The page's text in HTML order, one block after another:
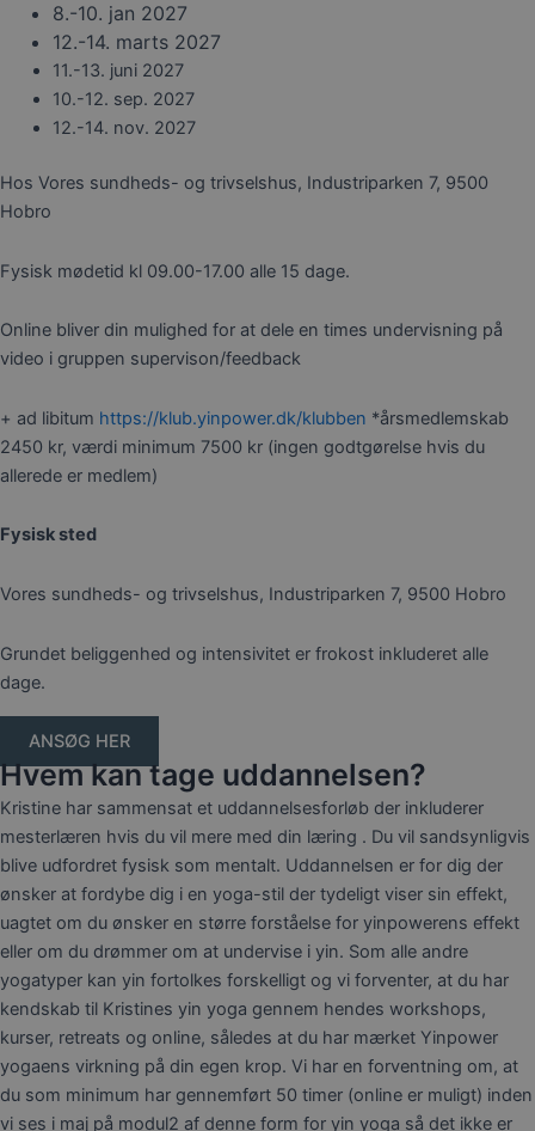
8.-10. jan 2027
12.-14. marts 2027
11.-13. juni 2027
10.-12. sep. 2027
12.-14. nov. 2027
Hos Vores sundheds- og trivselshus, Industriparken 7, 9500
Hobro
Fysisk mødetid kl 09.00-17.00 alle 15 dage.
Online bliver din mulighed for at dele en times undervisning på
video i gruppen supervison/feedback
+ ad libitum https://klub.yinpower.dk/klubben *årsmedlemskab
2450 kr, værdi minimum 7500 kr (ingen godtgørelse hvis du
allerede er medlem)
Fysisk sted
Vores sundheds- og trivselshus, Industriparken 7, 9500 Hobro
Grundet beliggenhed og intensivitet er frokost inkluderet alle
dage.
ANSØG HER
Hvem kan tage uddannelsen?
Kristine har sammensat et uddannelsesforløb der inkluderer
mesterlæren hvis du vil mere med din læring . Du vil sandsynligvis
blive udfordret fysisk som mentalt. Uddannelsen er for dig der
ønsker at fordybe dig i en yoga-stil der tydeligt viser sin effekt,
uagtet om du ønsker en større forståelse for yinpowerens effekt
eller om du drømmer om at undervise i yin. Som alle andre
yogatyper kan yin fortolkes forskelligt og vi forventer, at du har
kendskab til Kristines yin yoga gennem hendes workshops,
kurser, retreats og online, således at du har mærket Yinpower
yogaens virkning på din egen krop. Vi har en forventning om, at
du som minimum har gennemført 50 timer (online er muligt) inden
vi ses i maj på modul2 af denne form for yin yoga så det ikke er